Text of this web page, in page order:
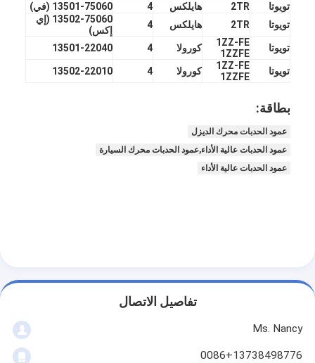
إصلاح رئيس اسطوانة
العمود المرفقي بكرة
أسطوانة رأس حشية
توربوتشارجير السيارة
سيارة محرك جزء
تويوتا
2TR هايلكس 4
13501-75060 (في)
تويوتا
2TR هايلكس 4
13502-75060 (إي
إكس)
تويوتا
1ZZ-FE
1ZZFE
كورولا 4
13501-22040
تويوتا
1ZZ-FE
1ZZFE
كورولا 4
13502-22010
بطاقة:
عمود الحدبات محرك الديزل
عمود الحدبات عالية الأداء,عمود الحدبات محرك السيارة
عمود الحدبات عالية الأداء
تفاصيل الاتصال
Ms. Nancy
0086+13738498776